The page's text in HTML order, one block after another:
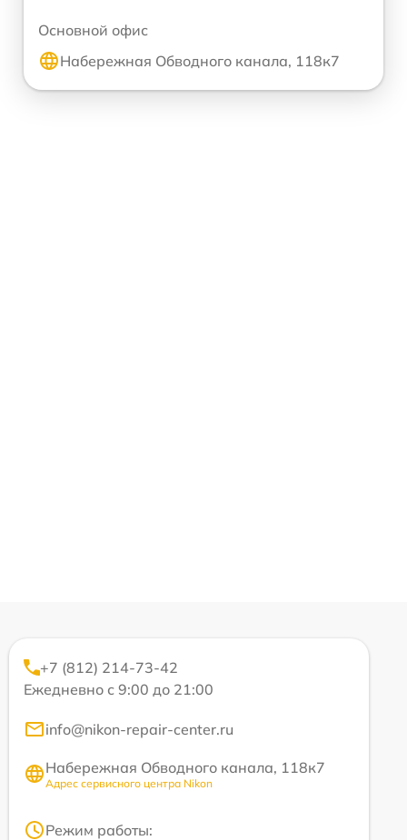
Основной офис
Набережная Обводного канала, 118к7
+7 (812) 214-73-42
Ежедневно с 9:00 до 21:00
info@nikon-repair-center.ru
Набережная Обводного канала, 118к7
Адрес сервисного центра Nikon
Режим работы: